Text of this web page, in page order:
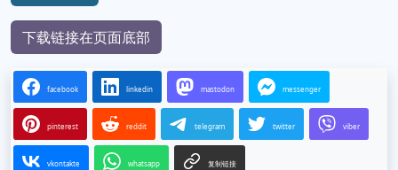
下载链接在页面底部
facebook linkedin mastodon messenger
pinterest reddit telegram twitter viber
vkontakte whatsapp 复制链接